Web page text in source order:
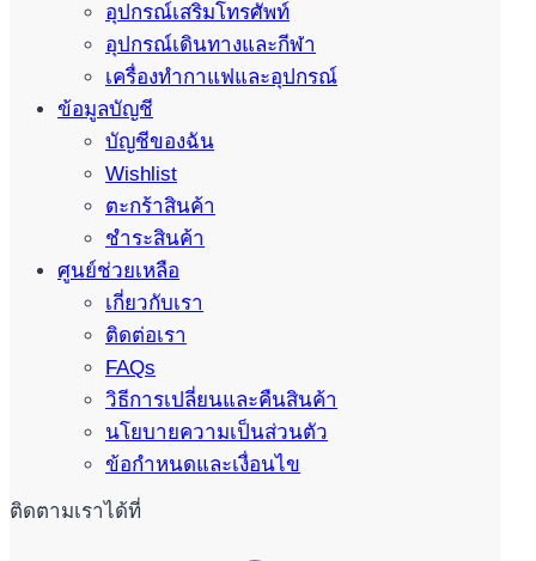
อุปกรณ์เสริมโทรศัพท์
อุปกรณ์เดินทางและกีฬา
เครื่องทำกาแฟและอุปกรณ์
ข้อมูลบัญชี
บัญชีของฉัน
Wishlist
ตะกร้าสินค้า
ชำระสินค้า
ศูนย์ช่วยเหลือ
เกี่ยวกับเรา
ติดต่อเรา
FAQs
วิธีการเปลี่ยนและคืนสินค้า
นโยบายความเป็นส่วนตัว
ข้อกำหนดและเงื่อนไข
ติดตามเราได้ที่